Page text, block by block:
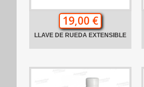
19,00 €
LLAVE DE RUEDA EXTENSIBLE